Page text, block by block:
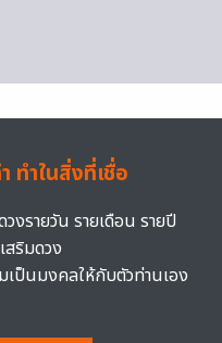
ทำในสิ่งที่เชื่อ
งรายวัน รายเดือน รายปี
สริมดวง
เป็นมงคลให้กับตัวท่านเอง